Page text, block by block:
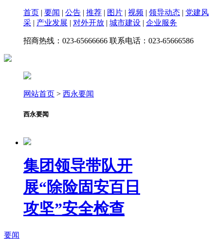
首页 | 要闻 | 公告 | 推荐 | 图片 | 视频 | 领导动态 | 党建风
采 | 产业发展 | 对外开放 | 城市建设 | 企业服务
招商热线：023-65666666 联系电话：023-65666586
网站首页 > 西永要闻
西永要闻